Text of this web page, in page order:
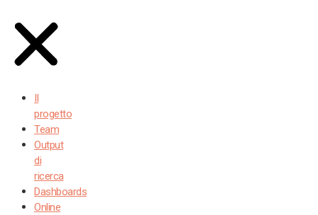
Il
progetto
Team
Output
di
ricerca
Dashboards
Online